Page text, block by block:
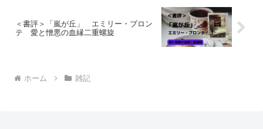
＜書評＞「嵐が丘」 エミリー・ブロン
テ 愛と憎悪の血縁二重螺旋
ホーム 雑記